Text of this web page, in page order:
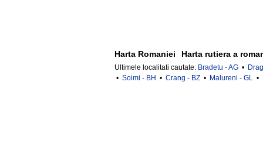
Harta Romaniei Harta rutiera a
Ultimele localitati cautate: Bradetu - AG •
• Soimi - BH • Crang - BZ • Malureni - GL •